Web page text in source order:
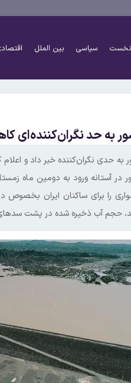
سیاسی بین الملل
به حد نگران‌کننده‌ای
حدی نگران‌کننده خبر داد و
را برای ساکنان ایران بخصوص
شده در پشت سدهای مهم کشور کمتر از ۱۰